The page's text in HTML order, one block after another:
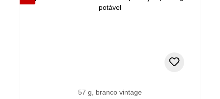
57 g, branco vintage